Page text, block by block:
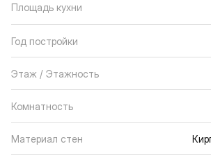
Площадь кухни
Год постройки
Этаж / Этажность
Комнатность
Материал стен